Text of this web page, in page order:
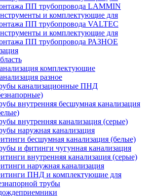
ПП трубопровода LAMMIN
и комплектующие для
ПП трубопровода VALTEC
и комплектующие для
ПП трубопровода РАЗНОЕ
комплектующие
разное
канализационные ПНД
внутренняя бесшумная канализация
внутренняя канализация (серые)
наружная канализация
бесшумная канализация (белые)
и фитинги чугунная канализация
внутренняя канализация (серые)
наружная канализация
ПНД и комплектующие для
трубы